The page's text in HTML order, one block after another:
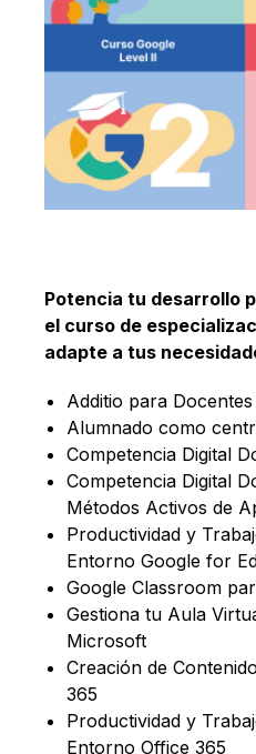
Potencia tu desarrollo
el curso de
adapte a tus
Additio para Docentes
Alumnado como
Competencia Digital
Competencia Digital
Métodos Activos de
Productividad y
Entorno Google for
Google Classroom
Gestiona tu Aula
Microsoft
Creación de
365
Productividad y
Entorno Office 365